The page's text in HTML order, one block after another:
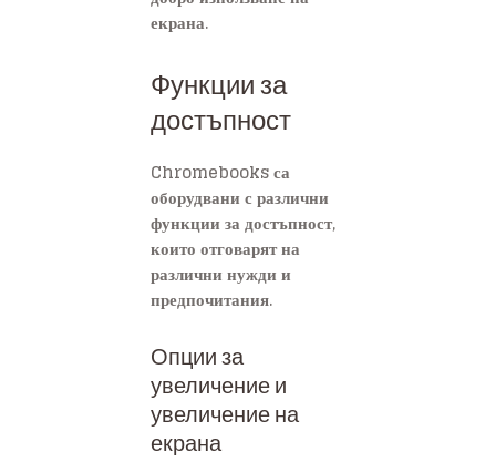
екрана.
Функции за
достъпност
Chromebooks са
оборудвани с различни
функции за достъпност,
които отговарят на
различни нужди и
предпочитания.
Опции за
увеличение и
увеличение на
екрана